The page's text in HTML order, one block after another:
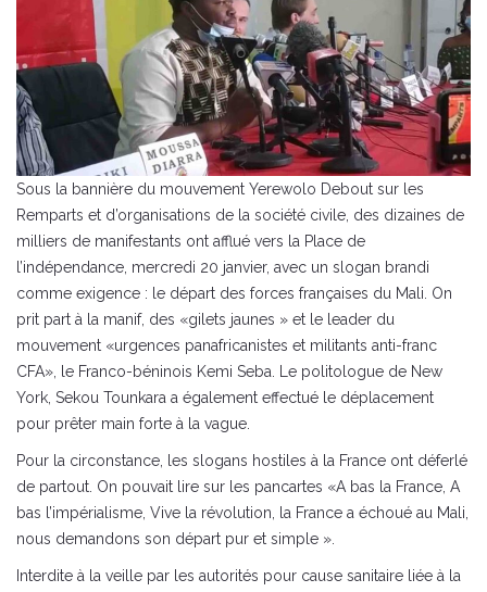
Sous la bannière du mouvement Yerewolo Debout sur les
Remparts et d’organisations de la société civile, des dizaines de
milliers de manifestants ont afflué vers la Place de
l’indépendance, mercredi 20 janvier, avec un slogan brandi
comme exigence : le départ des forces françaises du Mali. On
prit part à la manif, des «gilets jaunes » et le leader du
mouvement «urgences panafricanistes et militants anti-franc
CFA», le Franco-béninois Kemi Seba. Le politologue de New
York, Sekou Tounkara a également effectué le déplacement
pour prêter main forte à la vague.
Pour la circonstance, les slogans hostiles à la France ont déferlé
de partout. On pouvait lire sur les pancartes «A bas la France, A
bas l’impérialisme, Vive la révolution, la France a échoué au Mali,
nous demandons son départ pur et simple ».
Interdite à la veille par les autorités pour cause sanitaire liée à la